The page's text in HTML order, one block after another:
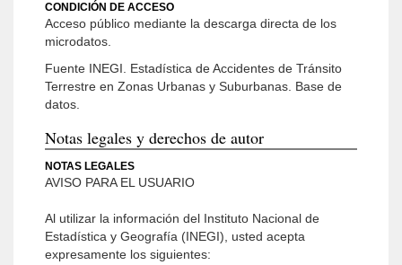
CONDICIÓN DE ACCESO
Acceso público mediante la descarga directa de los
microdatos.
Fuente INEGI. Estadística de Accidentes de Tránsito
Terrestre en Zonas Urbanas y Suburbanas. Base de
datos.
Notas legales y derechos de autor
NOTAS LEGALES
AVISO PARA EL USUARIO
Al utilizar la información del Instituto Nacional de
Estadística y Geografía (INEGI), usted acepta
expresamente los siguientes: